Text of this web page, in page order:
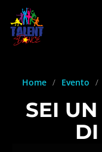
Home / Evento /
SEI UN